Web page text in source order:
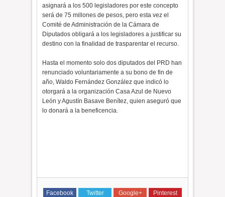
asignará a los 500 legisladores por este concepto
será de 75 millones de pesos, pero esta vez el
Comité de Administración de la Cámara de
Diputados obligará a los legisladores a justificar su
destino con la finalidad de trasparentar el recurso.
Hasta el momento solo dos diputados del PRD han
renunciado voluntariamente a su bono de fin de
año, Waldo Fernández González que indicó lo
otorgará a la organización Casa Azul de Nuevo
León y Agustín Basave Benítez, quien aseguró que
lo donará a la beneficencia.
Facebook Twitter Google+
Pinterest